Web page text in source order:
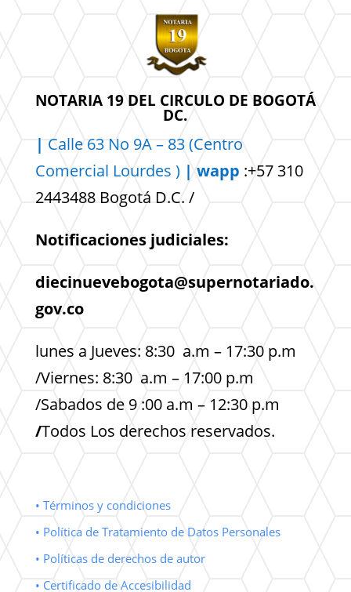
NOTARIA 19 DEL CIRCULO DE BOGOTÁ
DC.
| Calle 63 No 9A – 83 (Centro
Comercial Lourdes ) | wapp :+57 310
2443488 Bogotá D.C. /
Notificaciones judiciales:
diecinuevebogota@supernotariado.
gov.co
lunes a Jueves: 8:30 a.m – 17:30 p.m
/Viernes: 8:30 a.m – 17:00 p.m
/Sabados de 9 :00 a.m – 12:30 p.m
/Todos Los derechos reservados.
• Términos y condiciones
• Política de Tratamiento de Datos Personales
• Políticas de derechos de autor
• Certificado de Accesibilidad